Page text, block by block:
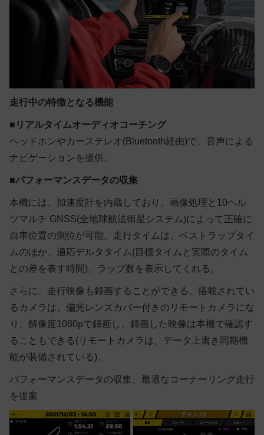
走行中の特徴となる機能
■ リアルタイムオーディオコーチング
ヘッドホンやカーステレオ(Bluetooth経由)で、音声による
ナビゲーションを提供。
■パフォーマンスデータの収集
本機には、加速度計を内蔵しており、画像処理と10ヘル
ツマルチ GNSS(全地球航法衛星システム)によって正確に
自車位置の測位が可能。走行タイムは、ベストラップタイ
ムのほか、適応デルタタイム(目標タイムと実際のタイム
との差を表す時間)、ラップ数を表示してくれる。
さらに、走行映像も録画することができる。搭載されてい
るカメラは、偏光レンズカバー付きのリモートカメラにな
り、解像度1080pで録画し、録画した映像は本機で確認す
ることもできる(リモートカメラは、データ上書き同期機
能が装備されている)。
パフォーマンスデータの収集、最適なコーナーリング走行
を提案